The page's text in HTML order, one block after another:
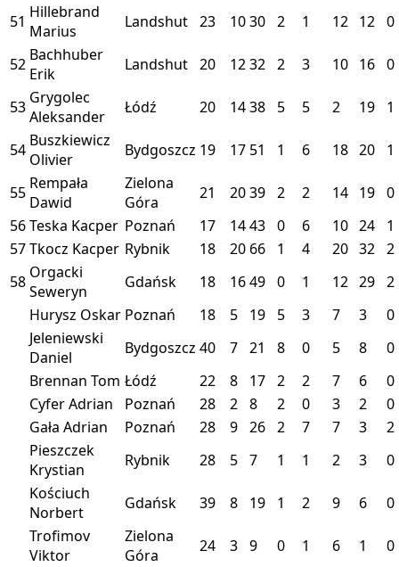
51 Hillebrand
Marius
Landshut 23 1030 2 1 12 12 0
52 Bachhuber
Erik
Landshut 20 1232 2 3 10 16 0
53 Grygolec
Aleksander
Łódź 20 1438 5 5 2 19 1
54 Buszkiewicz
Olivier
Bydgoszcz 19 17 51 1 6 18 20 1
55 Rempała
Dawid
Zielona
Góra
21 2039 2 2 14 19 0
56Teska Kacper Poznań 17 1443 0 6 10 24
1
57Tkocz Kacper Rybnik 18 20 66 1 4 20 32 2
58 Orgacki
Seweryn
Gdańsk 18 1649 0 1 12 29 2
Hurysz Oskar Poznań 18 5 19 5 3 7 3
0
Jeleniewski
Daniel
Bydgoszcz 40 7 21 8 0 5 8
0
Brennan Tom Łódź 22 8 17 2 2 7 6
0
Cyfer Adrian
Poznań 28 2 8 2 0 3 2
0
Gała Adrian
Poznań 28 9 26 2 7 7 3
2
Pieszczek
Krystian
Rybnik 28 5 7 1 1 2 3
0
Kościuch
Norbert
Gdańsk 39 8 19 1 2 9 6
0
Trofimov
Viktor
Zielona
Góra
24 3 9 0 1 6 1
0